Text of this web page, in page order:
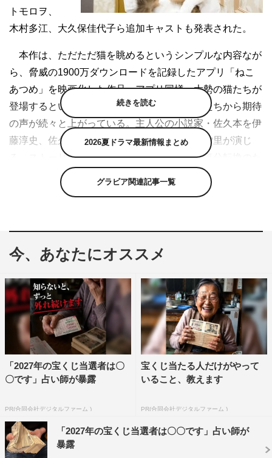
トモロヲ、
木村多江、大久保佳代子ら追加キャストも発表された。
本作は、ただただ猫を眺めるというシンプルな内容なが
ら、脅威の1900万ダウンロードを記録したアプリ「ねこ
あつめ」を映画化した作品。アプリ同様、大勢の猫たちが
登場するということで、早くも全国の猫好きたちから期待
の声が続々と上がっている。主人公の小説家・佐久本を伊
藤淳史、佐久本の担当編集者・ミチルを忽那汐里が演じ
る。ストーリーは、スランプに陥る佐久本が気分転換のた
めに引っ越した先が猫だらけだった…というもの。
者・浅草、木村は佐久本に助言するペットショップ店主・
洋子、大久保はおかしな不動産屋を演じる。
公開された特報には、佐久本が“あつめる”大勢の猫が登
場。屋根に乗ったり、佐久本に体をこすりつけたり、ズラ
ッと並んで一心不乱にえさを食べるなど、猫萌え必至の映
像が凝縮されている。猫にデレデレの佐久本にミチルが
「全然書けてないじゃないですか！」と一喝するシーン
も。
ほか全国公開。
「ねこあつめの家」特報
https://youtu.be/e3QumAoiPns
続きを読む
2026夏ドラマ最新情報まとめ
グラビア関連記事一覧
今、あなたにオススメ
「2027年の宝くじ当選者は〇
〇です」占い師が暴露
PR(合同会社デジタルファーム )
宝くじ当たる人だけがやって
いること、教えます
PR(合同会社デジタルファーム )
「2027年の宝くじ当選者は〇〇です」占い師が
暴露